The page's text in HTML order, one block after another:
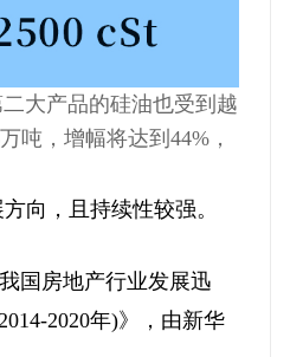
大产品的硅油也受到越
吨，增幅将达到44%，
向，且持续性较强。
国房地产行业发展迅
2020年)》，由新华